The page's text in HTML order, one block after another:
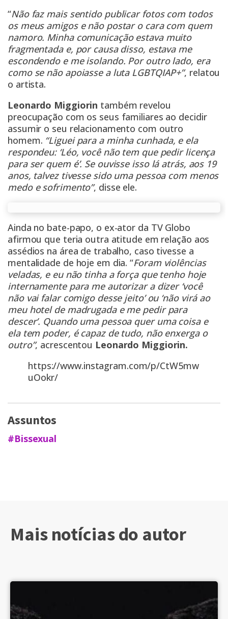
“Não faz mais sentido publicar fotos com todos
os meus amigos e não postar o cara com quem
namoro. Minha comunicação estava muito
fragmentada e, por causa disso, estava me
escondendo e me isolando. Por outro lado, era
como se não apoiasse a luta LGBTQIAP+”, relatou
o artista.
Leonardo Miggiorin também revelou
preocupação com os seus familiares ao decidir
assumir o seu relacionamento com outro
homem. “Liguei para a minha cunhada, e ela
respondeu: ‘Léo, você não tem que pedir licença
para ser quem é’. Se ouvisse isso lá atrás, aos 19
anos, talvez tivesse sido uma pessoa com menos
medo e sofrimento”, disse ele.
Ainda no bate-papo, o ex-ator da TV Globo
afirmou que teria outra atitude em relação aos
assédios na área de trabalho, caso tivesse a
mentalidade de hoje em dia. “Foram violências
veladas, e eu não tinha a força que tenho hoje
internamente para me autorizar a dizer ‘você
não vai falar comigo desse jeito’ ou ‘não virá ao
meu hotel de madrugada e me pedir para
descer’. Quando uma pessoa quer uma coisa e
ela tem poder, é capaz de tudo, não enxerga o
outro”, acrescentou Leonardo Miggiorin.
https://www.instagram.com/p/CtW5mw
uOokr/
Assuntos
#Bissexual
Mais notícias do autor